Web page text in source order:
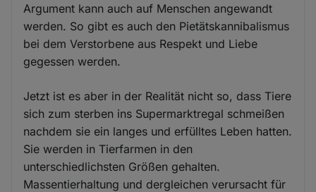
Argument kann auch auf Menschen angewandt
werden. So gibt es auch den Pietätskannibalismus
bei dem Verstorbene aus Respekt und Liebe
gegessen werden.
Jetzt ist es aber in der Realität nicht so, dass Tiere
sich zum sterben ins Supermarktregal schmeißen
nachdem sie ein langes und erfülltes Leben hatten.
Sie werden in Tierfarmen in den
unterschiedlichsten Größen gehalten.
Massentierhaltung und dergleichen verursacht für